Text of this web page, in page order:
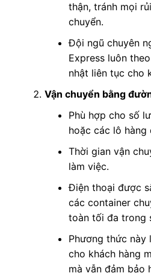
thận, tránh mọi
chuyển.
Đội ngũ chuyên
Express luôn
nhật liên tục cho
Vận chuyển bằng
Phù hợp cho số
hoặc các lô hàng
Thời gian vận
làm việc.
Điện thoại được
các container
toàn tối đa trong
Phương thức này
cho khách hàng
mà vẫn đảm bảo